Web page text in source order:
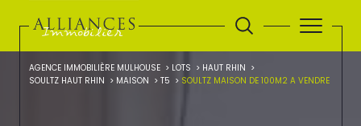
AGENCE IMMOBILIÈRE MULHOUSE LOTS
HAUT RHIN
SOULTZ HAUT RHIN
MAISON T5 SOULTZ MAISON DE 100M2 A VENDRE